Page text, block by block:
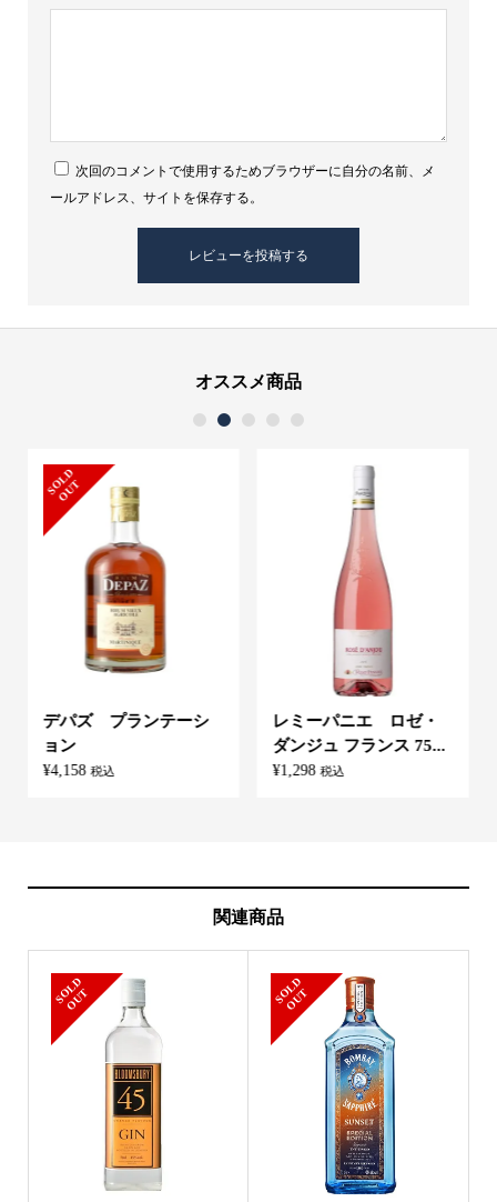
個
次回のコメントで使用するためブラウザーに自分の名前、メ
ールアドレス、サイトを保存する。
オススメ商品
S
O
L
D
O
U
T
デパズ プランテーシ
ョン
¥4,158 税込
レミーパニエ ロゼ・
ダンジュ フランス 75...
¥1,298 税込
1 2 3 4 5
関連商品
S
O
L
D
O
U
T S
O
L
D
O
U
T